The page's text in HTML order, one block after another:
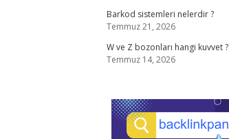
Barkod sistemleri nelerdir ?
Temmuz 21, 2026
W ve Z bozonları hangi kuvvet ?
Temmuz 14, 2026